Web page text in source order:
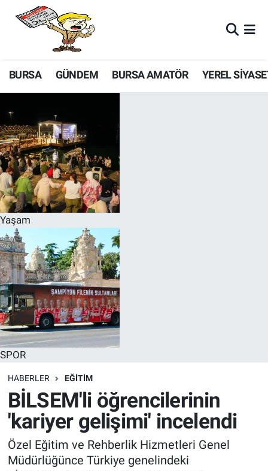
BURSA GÜNDEM BURSA AMATÖR YEREL
Yaşam
SPOR
HABERLER EĞİTİM
BİLSEM'li öğrencilerinin
'kariyer gelişimi' incelendi
Özel Eğitim ve Rehberlik Hizmetleri Genel
Müdürlüğünce Türkiye genelindeki